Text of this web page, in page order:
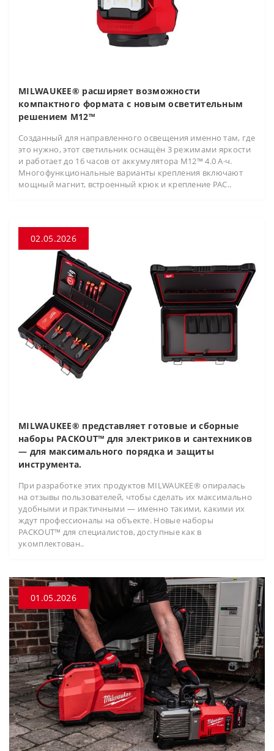
MILWAUKEE® расширяет возможности
компактного формата с новым осветительным
решением M12™
Созданный для направленного освещения именно там, где
это нужно, этот светильник оснащён 3 режимами яркости
и работает до 16 часов от аккумулятора M12™ 4.0 А·ч.
Многофункциональные варианты крепления включают
мощный магнит, встроенный крюк и крепление PAC..
02.05.2026
MILWAUKEE® представляет готовые и сборные
наборы PACKOUT™ для электриков и сантехников
— для максимального порядка и защиты
инструмента.
При разработке этих продуктов MILWAUKEE® опиралась
на отзывы пользователей, чтобы сделать их максимально
удобными и практичными — именно такими, какими их
ждут профессионалы на объекте. Новые наборы
PACKOUT™ для специалистов, доступные как в
укомплектован..
01.05.2026